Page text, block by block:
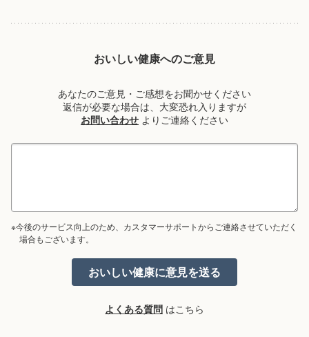
おいしい健康へのご意見
あなたのご意見・ご感想をお聞かせください
返信が必要な場合は、大変恐れ入りますが
お問い合わせ よりご連絡ください
※今後のサービス向上のため、カスタマーサポートからご連絡させていただく
場合もございます。
よくある質問 はこちら